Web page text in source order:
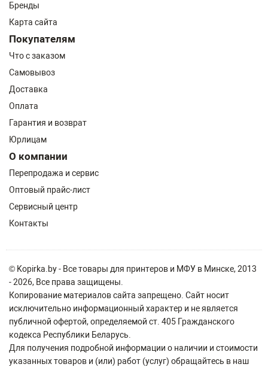
Бренды
Карта сайта
Покупателям
Что с заказом
Самовывоз
Доставка
Оплата
Гарантия и возврат
Юрлицам
О компании
Перепродажа и сервис
Оптовый прайс-лист
Сервисный центр
Контакты
© Kopirka.by - Все товары для принтеров и МФУ в Минске, 2013
- 2026, Все права защищены.
Копирование материалов сайта запрещено. Сайт носит
исключительно информационный характер и не является
публичной офертой, определяемой ст. 405 Гражданского
кодекса Республики Беларусь.
Для получения подробной информации о наличии и стоимости
указанных товаров и (или) работ (услуг) обращайтесь в наш